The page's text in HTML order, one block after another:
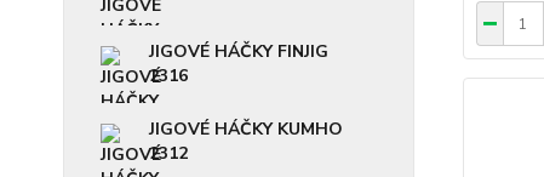
JIGOVÉ HÁČKY FINJIG
2316
JIGOVÉ HÁČKY KUMHO
2312